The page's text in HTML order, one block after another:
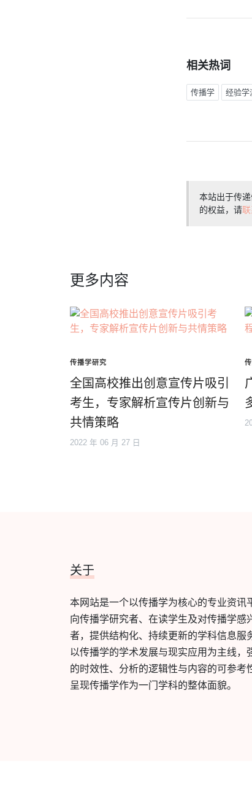
相关热词
传播学 经验学
本站出于传
的权益，请
更多内容
传播学研究
全国高校推出创意宣传片吸引
考生，专家解析宣传片创新与
共情策略
2022 年 06 月 27 日
关于
本网站是一个以传播学为核心的专业资讯
向传播学研究者、在读学生及对传播学感
者，提供结构化、持续更新的学科信息服
以传播学的学术发展与现实应用为主线，
的时效性、分析的逻辑性与内容的可参考
呈现传播学作为一门学科的整体面貌。